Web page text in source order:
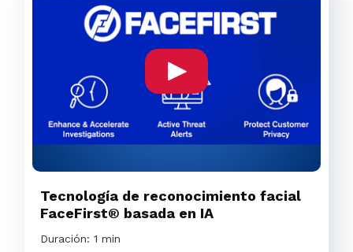
Tecnología de reconocimiento facial
FaceFirst® basada en IA
Duración: 1 min